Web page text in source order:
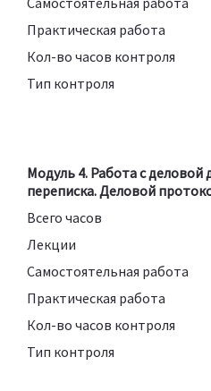
Практическая работа
Кол-во часов контроля
Тип контроля
Модуль 4. Работа с деловой
переписка. Деловой
Всего часов
Лекции
Самостоятельная работа
Практическая работа
Кол-во часов контроля
Тип контроля